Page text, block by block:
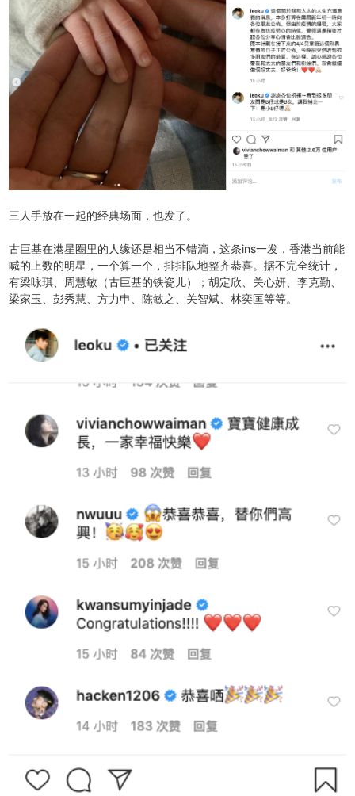
三人手放在一起的经典场面，也发了。
古巨基在港星圈里的人缘还是相当不错滴，这条ins一发，香港当前能
喊的上数的明星，一个算一个，排排队地整齐恭喜。据不完全统计，
有梁咏琪、周慧敏（古巨基的铁瓷儿）；胡定欣、关心妍、李克勤、
梁家玉、彭秀慧、方力申、陈敏之、关智斌、林奕匡等等。